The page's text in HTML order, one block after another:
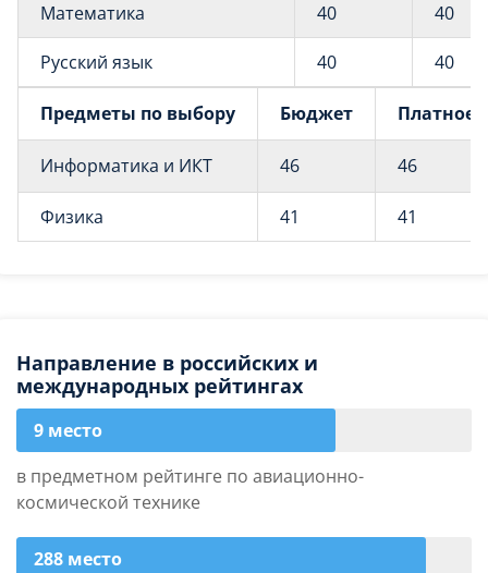
Математика 40 40
Русский язык 40 40
Предметы по выбору Бюджет Платное
Информатика и ИКТ 46 46
Физика 41 41
Направление в российских и
международных рейтингах
9 место
в предметном рейтинге по авиационно-
космической технике
288 место